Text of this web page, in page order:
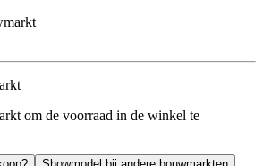
om de voorraad in de winkel te